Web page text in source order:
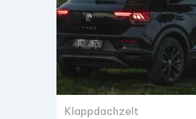
Klappdachzelt